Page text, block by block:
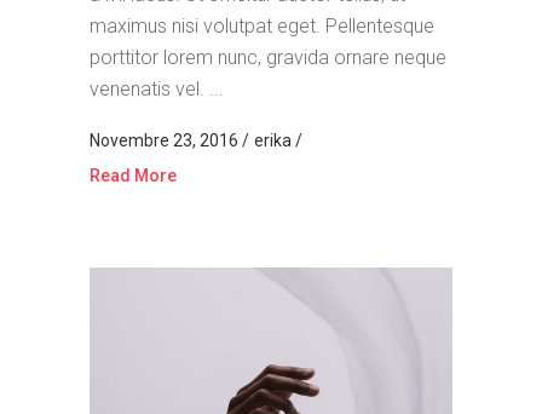
maximus nisi volutpat eget. Pellentesque
porttitor lorem nunc, gravida ornare neque
venenatis vel. ...
Novembre 23, 2016
erika
Read More